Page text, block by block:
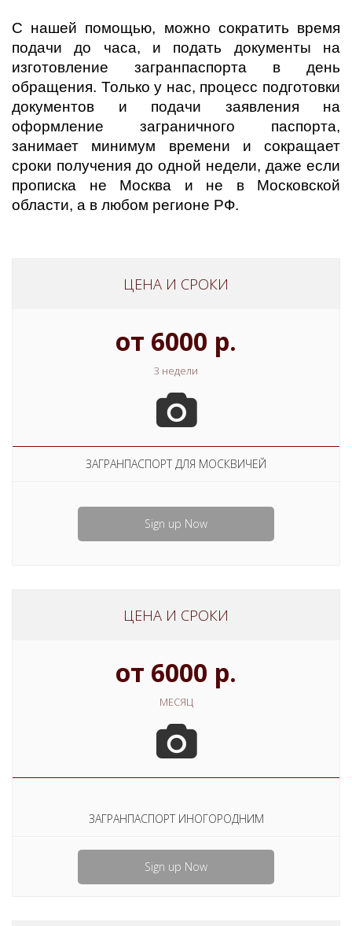
С нашей помощью, можно сократить время
подачи до часа, и подать документы на
изготовление загранпаспорта в день
обращения. Только у нас, процесс подготовки
документов и подачи заявления на
оформление заграничного паспорта,
занимает минимум времени и сокращает
сроки получения до одной недели, даже если
прописка не Москва и не в Московской
области, а в любом регионе РФ.
ЦЕНА И СРОКИ
от 6000 р.
3 недели
ЗАГРАНПАСПОРТ ДЛЯ МОСКВИЧЕЙ
Sign up Now
ЦЕНА И СРОКИ
от 6000 р.
МЕСЯЦ
ЗАГРАНПАСПОРТ ИНОГОРОДНИМ
Sign up Now